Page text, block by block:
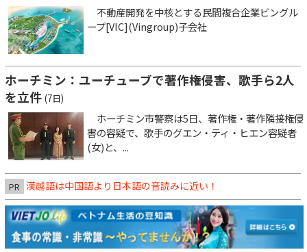
不動産開発を中核とする民間複合企業ビングル
ープ[VIC](Vingroup)子会社
ホーチミン：ユーチューブで著作権侵害、歌手ら2人
を立件 (7日)
ホーチミン市警察は5日、著作権・著作隣接権侵
害の容疑で、歌手のグエン・ティ・ヒエン容疑者
(女)と、...
PR 漢越語は中国語より日本語の音読みに近い！